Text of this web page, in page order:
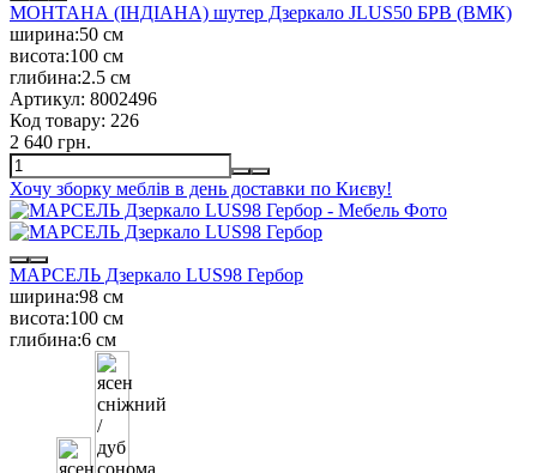
МОНТАНА (ІНДІАНА) шутер Дзеркало JLUS50 БРВ (ВМК)
ширина:50 см
висота:100 см
глибина:2.5 см
Артикул: 8002496
Код товару: 226
2 640 грн.
Хочу зборку меблів в день доставки по Києву!
МАРСЕЛЬ Дзеркало LUS98 Гербор
ширина:98 см
висота:100 см
глибина:6 см